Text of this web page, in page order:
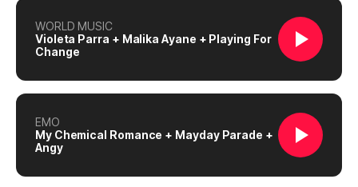
WORLD MUSIC
Violeta Parra + Malika Ayane + Playing For
Change
EMO
My Chemical Romance + Mayday Parade +
Angy